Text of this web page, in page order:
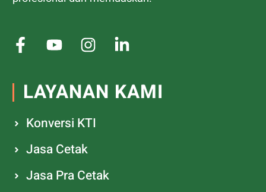
LAYANAN KAMI
Konversi KTI
Jasa Cetak
Jasa Pra Cetak